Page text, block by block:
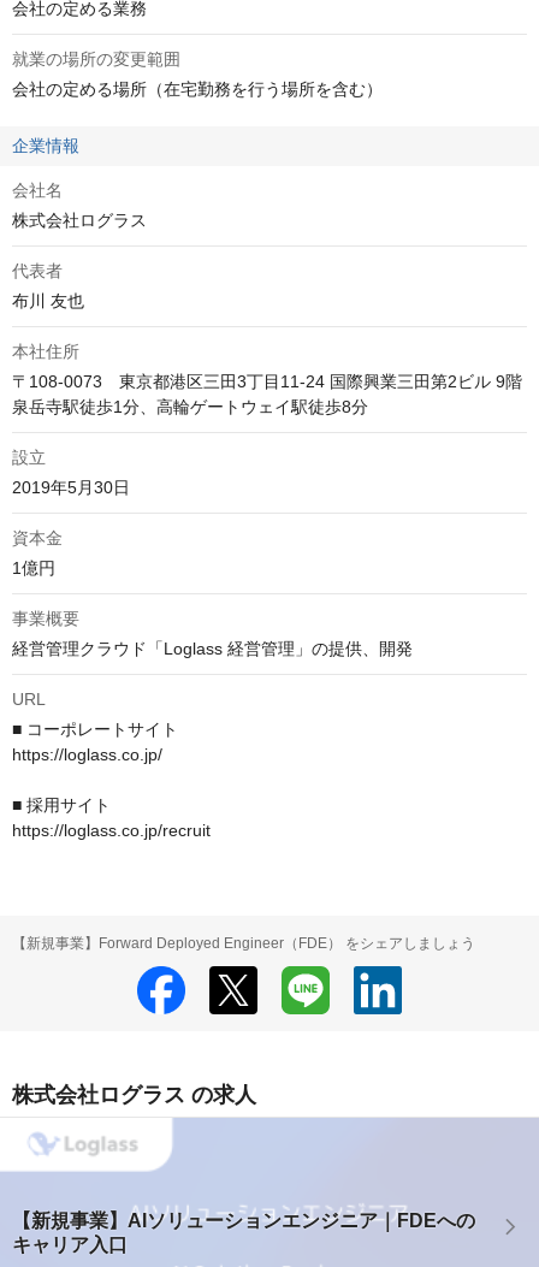
会社の定める業務
就業の場所の変更範囲
会社の定める場所（在宅勤務を行う場所を含む）
企業情報
会社名
株式会社ログラス
代表者
布川 友也
本社住所
〒108-0073　東京都港区三田3丁目11-24 国際興業三田第2ビル 9階
泉岳寺駅徒歩1分、高輪ゲートウェイ駅徒歩8分
設立
2019年5月30日
資本金
1億円
事業概要
経営管理クラウド「Loglass 経営管理」の提供、開発
URL
■ コーポレートサイト
https://loglass.co.jp/
■ 採用サイト
https://loglass.co.jp/recruit
【新規事業】Forward Deployed Engineer（FDE） をシェアしましょう
株式会社ログラス の求人
【新規事業】AIソリューションエンジニア｜FDEへの
キャリア入口